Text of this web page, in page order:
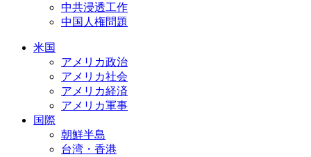
中共浸透工作
中国人権問題
米国
アメリカ政治
アメリカ社会
アメリカ経済
アメリカ軍事
国際
朝鮮半島
台湾・香港